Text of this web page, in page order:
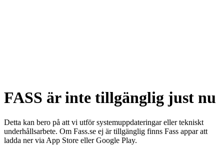
FASS är inte tillgänglig just nu
Detta kan bero på att vi utför systemuppdateringar eller tekniskt
underhållsarbete. Om Fass.se ej är tillgänglig finns Fass appar att
ladda ner via App Store eller Google Play.